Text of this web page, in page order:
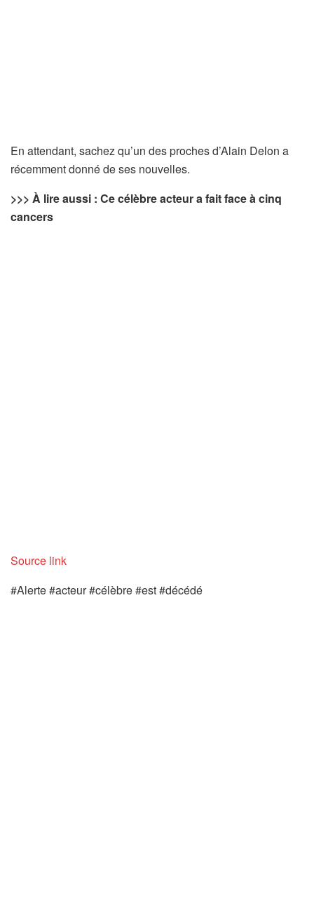
En attendant, sachez qu’un des proches d’Alain Delon a
récemment donné de ses nouvelles.
>>> À lire aussi : Ce célèbre acteur a fait face à cinq
cancers
Source link
#Alerte #acteur #célèbre #est #décédé